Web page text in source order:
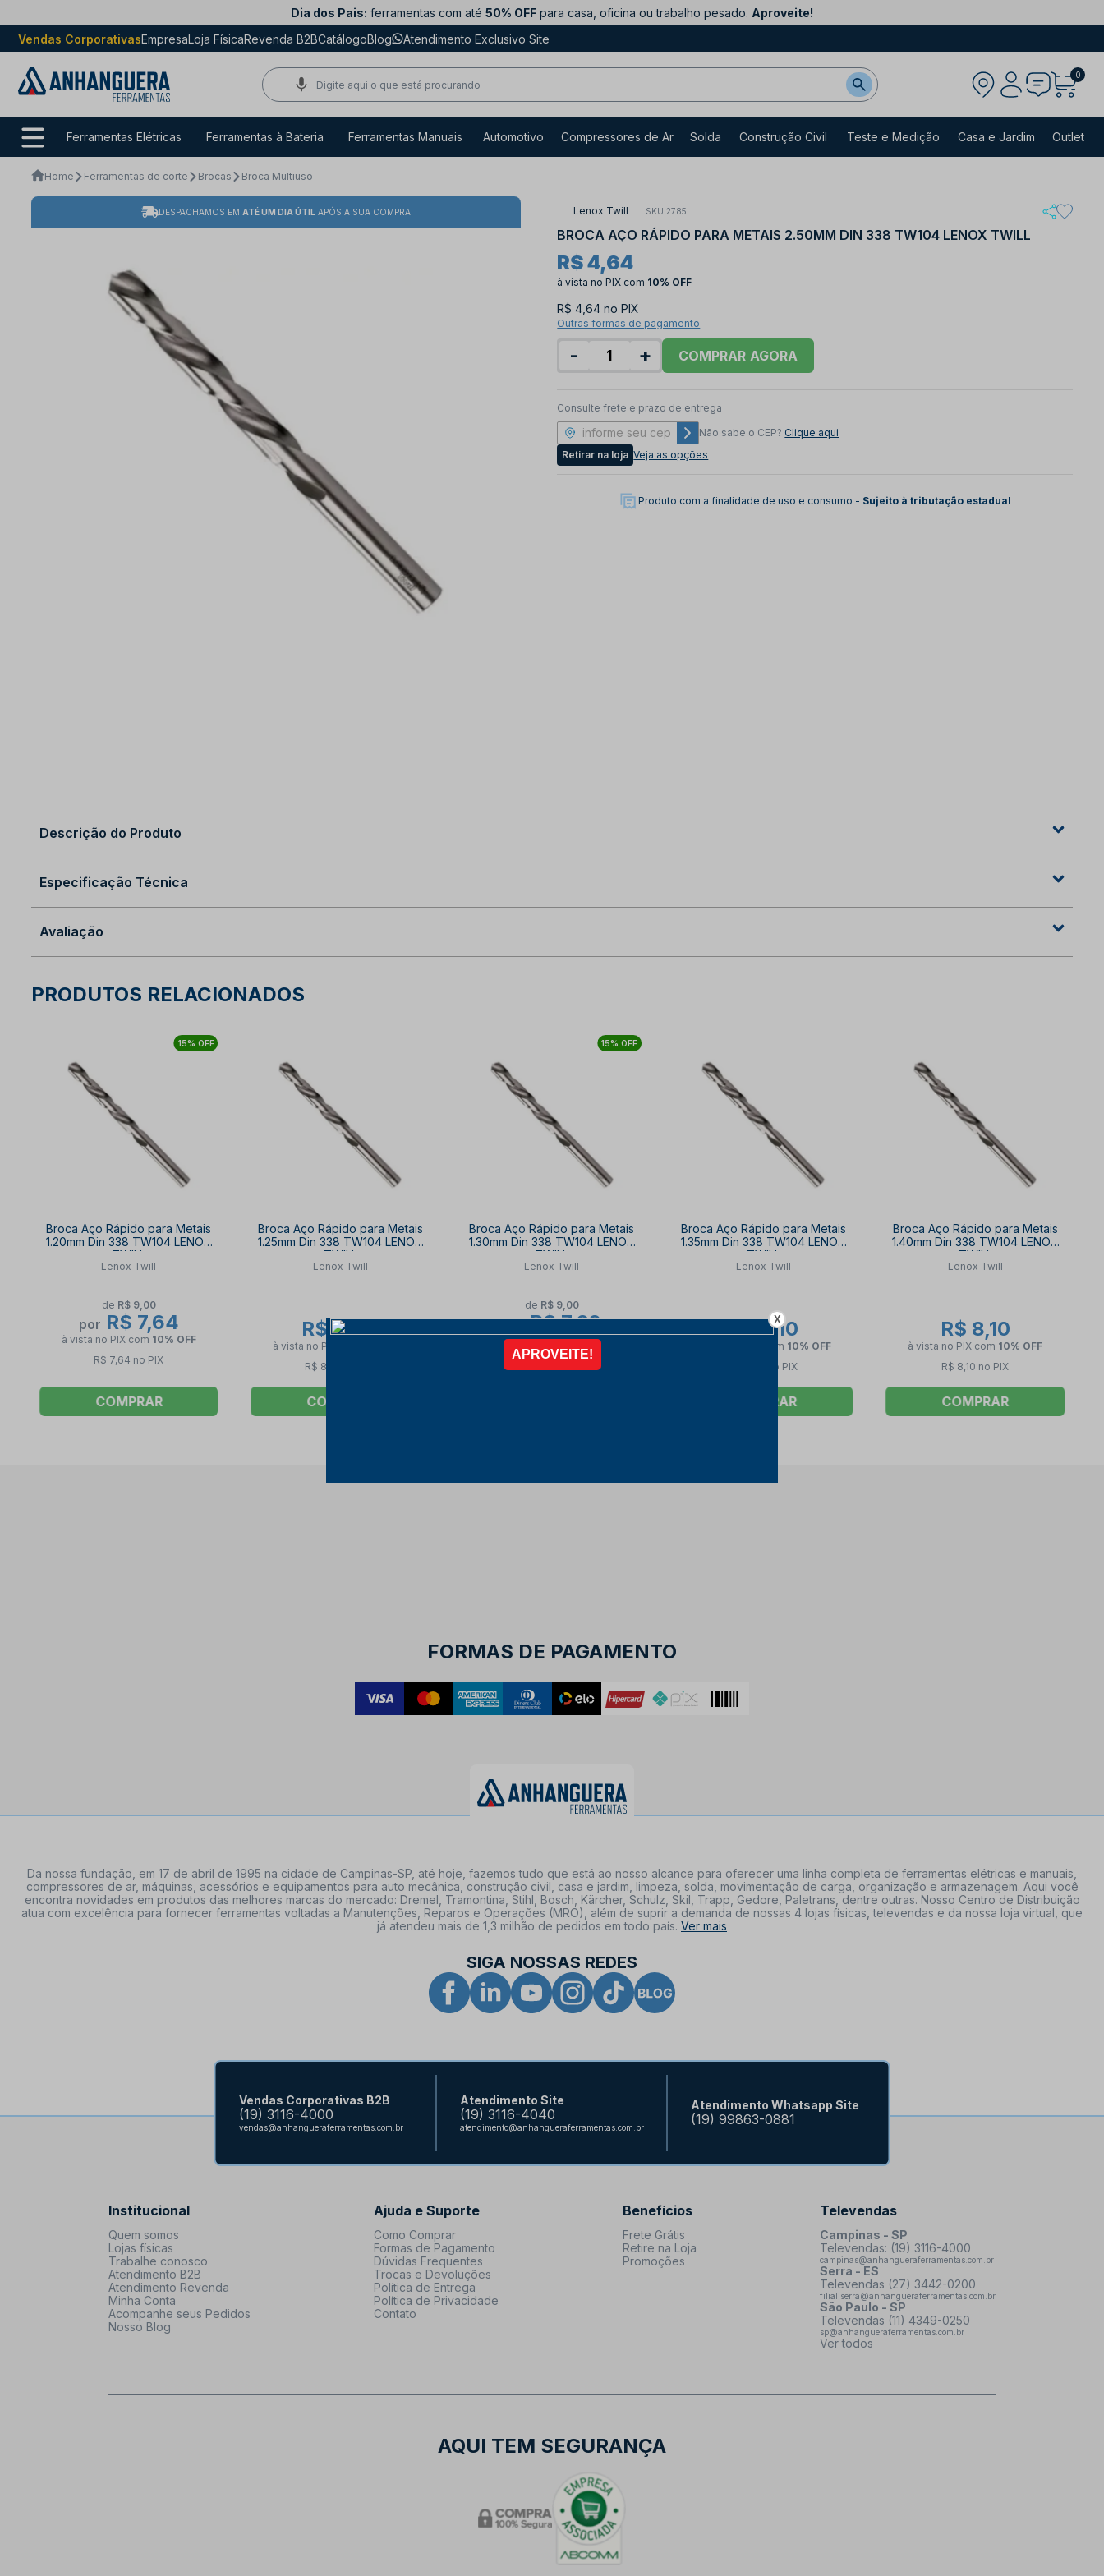
Dia dos Pais: ferramentas com até 50% OFF para casa, oficina ou trabalho pesado. Aproveite!
Vendas CorporativasEmpresaLoja FísicaRevenda B2BCatálogoBlog Atendimento Exclusivo Site
0
Ferramentas Elétricas Ferramentas à Bateria Ferramentas Manuais Automotivo Compressores de Ar Solda Construção Civil Teste e Medição Casa e Jardim Outlet
Home Ferramentas de corte Brocas Broca Multiuso
DESPACHAMOS EM ATÉ UM DIA ÚTIL APÓS A SUA COMPRA Lenox Twill SKU 2785
BROCA AÇO RÁPIDO PARA METAIS 2.50MM DIN 338 TW104 LENOX TWILL
R$ 4,64
à vista no PIX com 10% OFF
R$ 4,64 no PIX
Outras formas de pagamento
- + COMPRAR
Consulte frete e prazo de entrega
Não sabe o CEP? Clique aqui
Retirar na loja Veja as opções
Produto com a finalidade de uso e consumo - Sujeito à tributação estadual
Descrição do Produto
Especificação Técnica
Avaliação
PRODUTOS RELACIONADOS
15% OFF
Broca Aço Rápido para Metais
1.20mm Din 338 TW104 LENOX
TWILL
Lenox Twill
de R$ 9,00
por R$ 7,64
à vista no PIX com 10% OFF
R$ 7,64 no PIX
COMPRAR
Broca Aço Rápido para Metais
1.25mm Din 338 TW104 LENOX
TWILL
Lenox Twill
R$ 8,44
à vista no PIX
R$ 8,44 no PIX
COMPRAR
15% OFF
Broca Aço Rápido para Metais
1.30mm Din 338 TW104 LENOX
TWILL
Lenox Twill
de R$ 9,00
porR$ 7,62
à vista no PIXcom10% OFF
R$ 7,62 no PIX
Broca Aço Rápido para Metais
1.35mm Din 338 TW104 LENOX
TWILL
Lenox Twill
R$ 8,10
com 10% OFF
R$ 8,10 no PIX
COMPRAR
Broca Aço Rápido para Metais
1.40mm Din 338 TW104 LENOX
TWILL
Lenox Twill
R$ 8,10
à vista no PIX com 10% OFF
R$ 8,10 no PIX
COMPRAR
FORMAS DE PAGAMENTO
Da nossa fundação, em 17 de abril de 1995 na cidade de Campinas-SP, até hoje, fazemos tudo que está ao nosso alcance para oferecer uma linha completa de ferramentas elétricas e manuais,
compressores de ar, máquinas, acessórios e equipamentos para auto mecânica, construção civil, casa e jardim, limpeza, solda, movimentação de carga, organização e armazenagem. Aqui você
encontra novidades em produtos das melhores marcas do mercado: Dremel, Tramontina, Stihl, Bosch, Kärcher, Schulz, Skil, Trapp, Gedore, Paletrans, dentre outras. Nosso Centro de Distribuição
atua com excelência para fornecer ferramentas voltadas a Manutenções, Reparos e Operações (MRO), além de suprir a demanda de nossas 4 lojas físicas, televendas e da nossa loja virtual, que
já atendeu mais de 1,3 milhão de pedidos em todo país. Ver mais
SIGA NOSSAS REDES
Vendas Corporativas B2B
(19) 3116-4000
vendas@anhangueraferramentas.com.br
Atendimento Site
(19) 3116-4040
atendimento@anhangueraferramentas.com.br
Atendimento Whatsapp Site
(19) 99863-0881
Institucional
Quem somos
Lojas físicas
Trabalhe conosco
Atendimento B2B
Atendimento Revenda
Minha Conta
Acompanhe seus Pedidos
Nosso Blog
Ajuda e Suporte
Como Comprar
Formas de Pagamento
Dúvidas Frequentes
Trocas e Devoluções
Política de Entrega
Política de Privacidade
Contato
Benefícios
Frete Grátis
Retire na Loja
Promoções
Televendas
Campinas - SP
Televendas: (19) 3116-4000
campinas@anhangueraferramentas.com.br
Serra - ES
Televendas (27) 3442-0200
filial.serra@anhangueraferramentas.com.br
São Paulo - SP
Televendas (11) 4349-0250
sp@anhangueraferramentas.com.br
Ver todos
AQUI TEM SEGURANÇA
X